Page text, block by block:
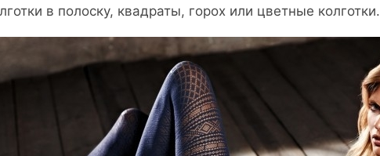
в полоску, квадраты, горох или цветные колготки.